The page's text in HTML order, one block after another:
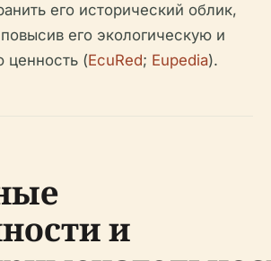
его исторический облик,
его экологическую и
ценность (EcuRed; Eupedia).
и